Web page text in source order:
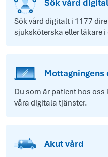
Sök vård
Sök vård digitalt i 1177
sjuksköterska eller läkare i
Du som är patient hos
våra digitala tjänster.
Akut vård